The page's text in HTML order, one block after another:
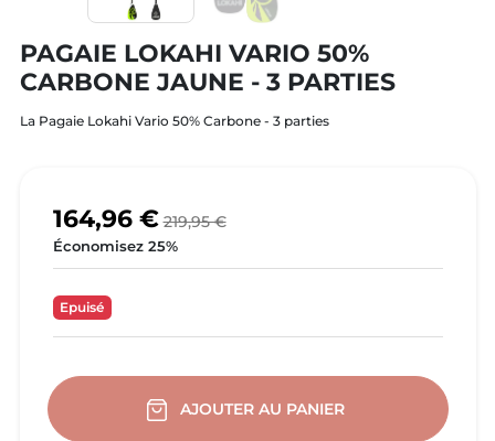
PAGAIE LOKAHI VARIO 50%
CARBONE JAUNE - 3 PARTIES
La Pagaie Lokahi Vario 50% Carbone - 3 parties
164,96 € 219,95 €
Économisez 25%
Epuisé
AJOUTER AU PANIER